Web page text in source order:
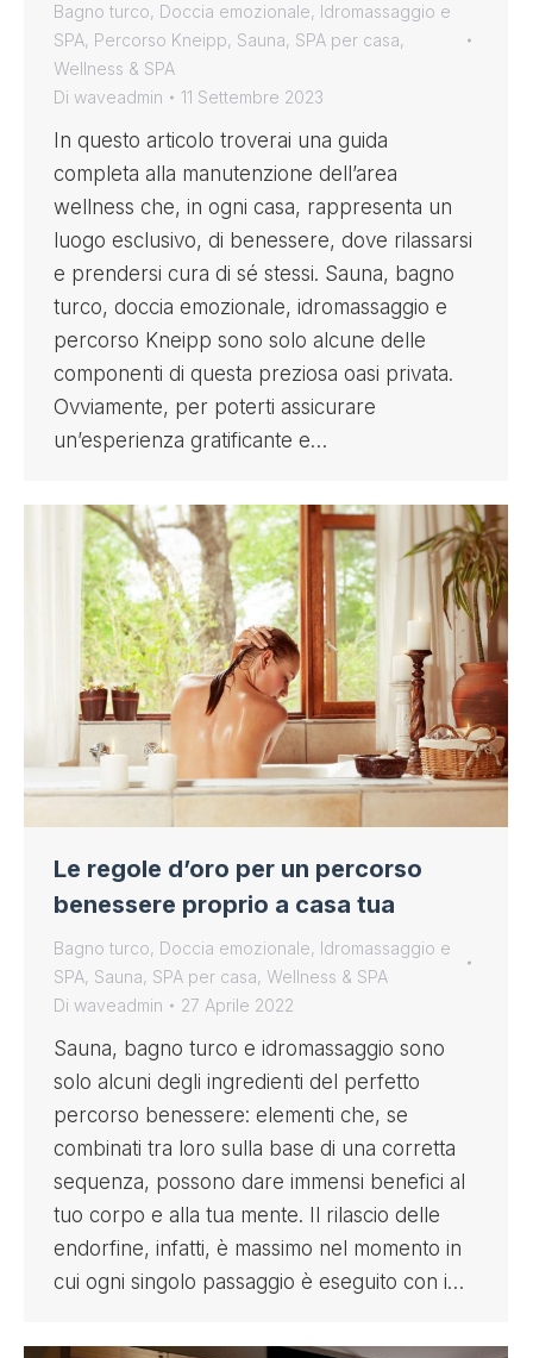
Bagno turco, Doccia emozionale, Idromassaggio e
SPA, Percorso Kneipp, Sauna, SPA per casa,
Wellness & SPA
Di waveadmin 11 Settembre 2023
In questo articolo troverai una guida
completa alla manutenzione dell’area
wellness che, in ogni casa, rappresenta un
luogo esclusivo, di benessere, dove rilassarsi
e prendersi cura di sé stessi. Sauna, bagno
turco, doccia emozionale, idromassaggio e
percorso Kneipp sono solo alcune delle
componenti di questa preziosa oasi privata.
Ovviamente, per poterti assicurare
un’esperienza gratificante e…
Le regole d’oro per un percorso
benessere proprio a casa tua
Bagno turco, Doccia emozionale, Idromassaggio e
SPA, Sauna, SPA per casa, Wellness & SPA
Di waveadmin 27 Aprile 2022
Sauna, bagno turco e idromassaggio sono
solo alcuni degli ingredienti del perfetto
percorso benessere: elementi che, se
combinati tra loro sulla base di una corretta
sequenza, possono dare immensi benefici al
tuo corpo e alla tua mente. Il rilascio delle
endorfine, infatti, è massimo nel momento in
cui ogni singolo passaggio è eseguito con i…